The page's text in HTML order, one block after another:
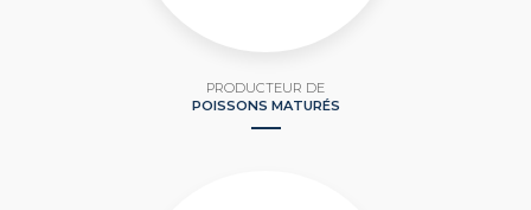
PRODUCTEUR DE
POISSONS MATURÉS